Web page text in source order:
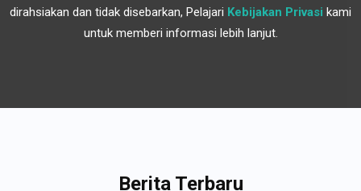
dirahsiakan dan tidak disebarkan, Pelajari Kebijakan Privasi kami
untuk memberi informasi lebih lanjut.
Berita Terbaru